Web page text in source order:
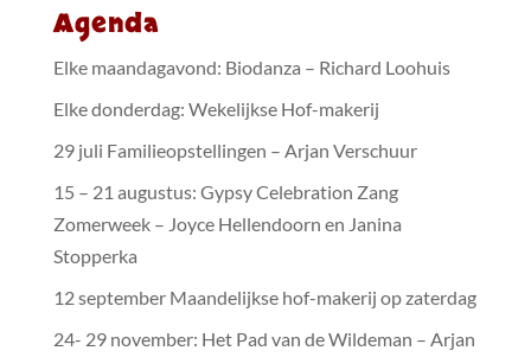
Agenda
Elke maandagavond: Biodanza – Richard Loohuis
Elke donderdag: Wekelijkse Hof-makerij
29 juli Familieopstellingen – Arjan Verschuur
15 – 21 augustus: Gypsy Celebration Zang
Zomerweek – Joyce Hellendoorn en Janina
Stopperka
12 september Maandelijkse hof-makerij op zaterdag
24- 29 november: Het Pad van de Wildeman – Arjan